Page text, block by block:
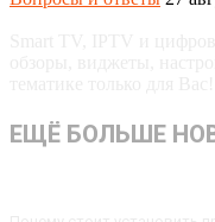
ЕЩЁ БОЛЬШЕ